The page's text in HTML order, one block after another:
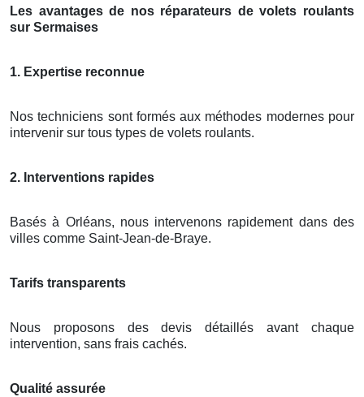
Les avantages de nos réparateurs de volets roulants
sur Sermaises
1. Expertise reconnue
Nos techniciens sont formés aux méthodes modernes pour
intervenir sur tous types de volets roulants.
2. Interventions rapides
Basés à Orléans, nous intervenons rapidement dans des
villes comme Saint-Jean-de-Braye.
Tarifs transparents
Nous proposons des devis détaillés avant chaque
intervention, sans frais cachés.
Qualité assurée